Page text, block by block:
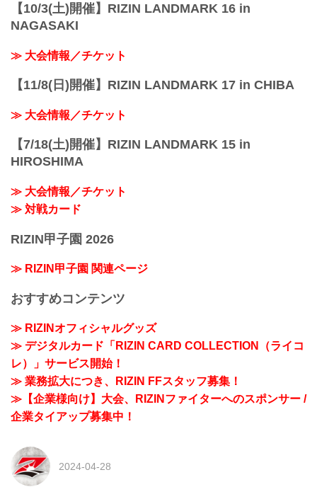
【10/3(土)開催】RIZIN LANDMARK 16 in
NAGASAKI
≫ 大会情報／チケット
【11/8(日)開催】RIZIN LANDMARK 17 in CHIBA
≫ 大会情報／チケット
【7/18(土)開催】RIZIN LANDMARK 15 in
HIROSHIMA
≫ 大会情報／チケット
≫ 対戦カード
RIZIN甲子園 2026
≫ RIZIN甲子園 関連ページ
おすすめコンテンツ
≫ RIZINオフィシャルグッズ
≫ デジタルカード「RIZIN CARD COLLECTION（ライコ
レ）」サービス開始！
≫ 業務拡大につき、RIZIN FFスタッフ募集！
≫【企業様向け】大会、RIZINファイターへのスポンサー /
企業タイアップ募集中！
2024-04-28